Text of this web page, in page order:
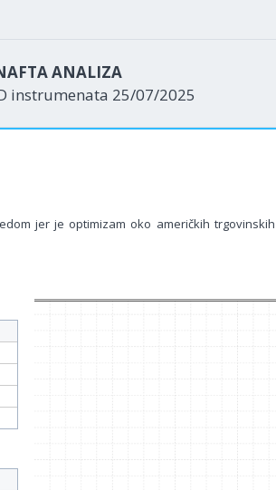
ANALIZA
instrumenata 25/07/2025
jer je optimizam oko američkih